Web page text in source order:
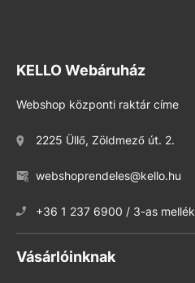
KELLO Webáruház
Webshop központi raktár címe
2225 Üllő, Zöldmező út. 2.
webshoprendeles@kello.hu
+36 1 237 6900 / 3-as mellék
Vásárlóinknak